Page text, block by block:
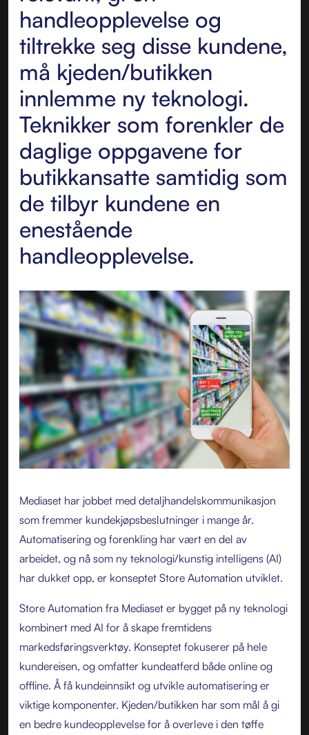
handleopplevelse og
tiltrekke seg disse kundene,
må kjeden/butikken
innlemme ny teknologi.
Teknikker som forenkler de
daglige oppgavene for
butikkansatte samtidig som
de tilbyr kundene en
enestående
handleopplevelse.
Mediaset har jobbet med detaljhandelskommunikasjon
som fremmer kundekjøpsbeslutninger i mange år.
Automatisering og forenkling har vært en del av
arbeidet, og nå som ny teknologi/kunstig intelligens (AI)
har dukket opp, er konseptet Store Automation utviklet.
Store Automation fra Mediaset er bygget på ny teknologi
kombinert med AI for å skape fremtidens
markedsføringsverktøy. Konseptet fokuserer på hele
kundereisen, og omfatter kundeatferd både online og
offline. Å få kundeinnsikt og utvikle automatisering er
viktige komponenter. Kjeden/butikken har som mål å gi
en bedre kundeopplevelse for å overleve i den tøffe